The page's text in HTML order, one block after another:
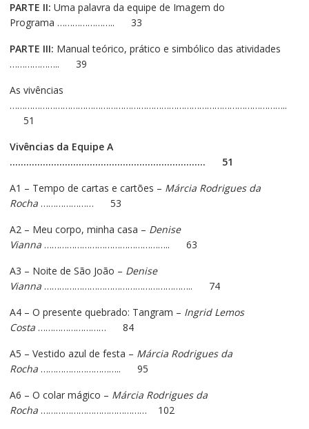
PARTE II: Uma palavra da equipe de Imagem do
Programa ………………….. 33
PARTE III: Manual teórico, prático e simbólico das atividades
……………….. 39
As vivências
………………………………………………………………………………………………..
51
Vivências da Equipe A
…………………………………………………………….. 51
A1 – Tempo de cartas e cartões – Márcia Rodrigues da
Rocha………………… 53
A2 – Meu corpo, minha casa – Denise
Vianna………………………………………….. 63
A3 – Noite de São João – Denise
Vianna………………………………………………….. 74
A4 – O presente quebrado: Tangram – Ingrid Lemos
Costa……………………… 84
A5 – Vestido azul de festa – Márcia Rodrigues da
Rocha………………………….. 95
A6 – O colar mágico – Márcia Rodrigues da
Rocha…………………………………… 102